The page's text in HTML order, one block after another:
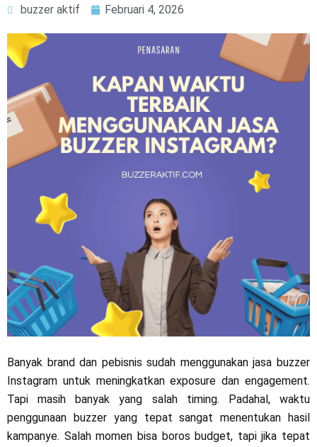
buzzer aktif Februari 4, 2026
Banyak brand dan pebisnis sudah menggunakan jasa buzzer
Instagram untuk meningkatkan exposure dan engagement.
Tapi masih banyak yang salah timing. Padahal, waktu
penggunaan buzzer yang tepat sangat menentukan hasil
kampanye. Salah momen bisa boros budget, tapi jika tepat